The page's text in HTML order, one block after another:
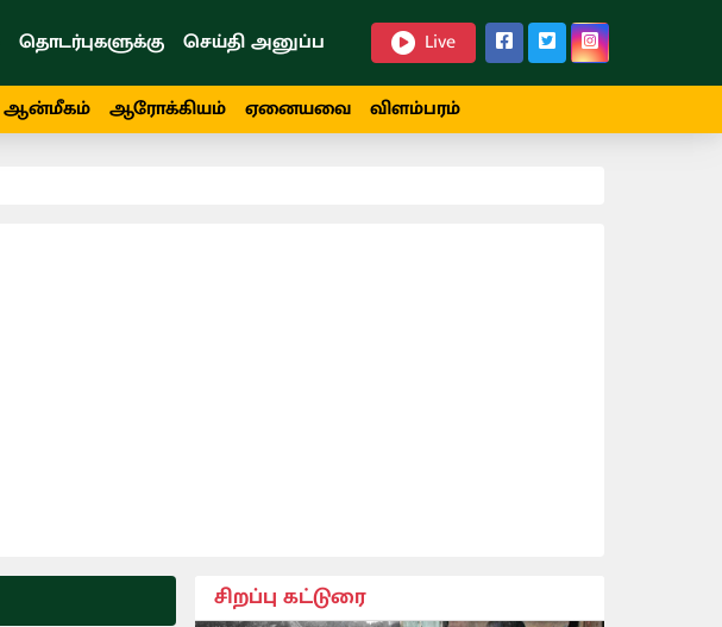
தொடர்புகளுக்கு செய்தி அனுப்ப Live
ஆன்மீகம் ஆரோக்கியம் ஏனையவை விளம்பரம்
சிறப்பு கட்டுரை